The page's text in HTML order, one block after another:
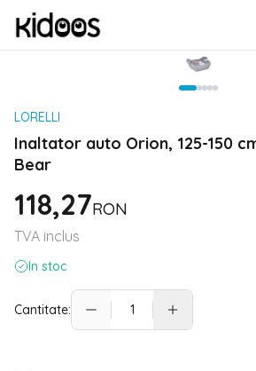
LORELLI
Inaltator auto Orion, 125-150
Bear
118,27RON
TVA inclus
In stoc
Cantitate: